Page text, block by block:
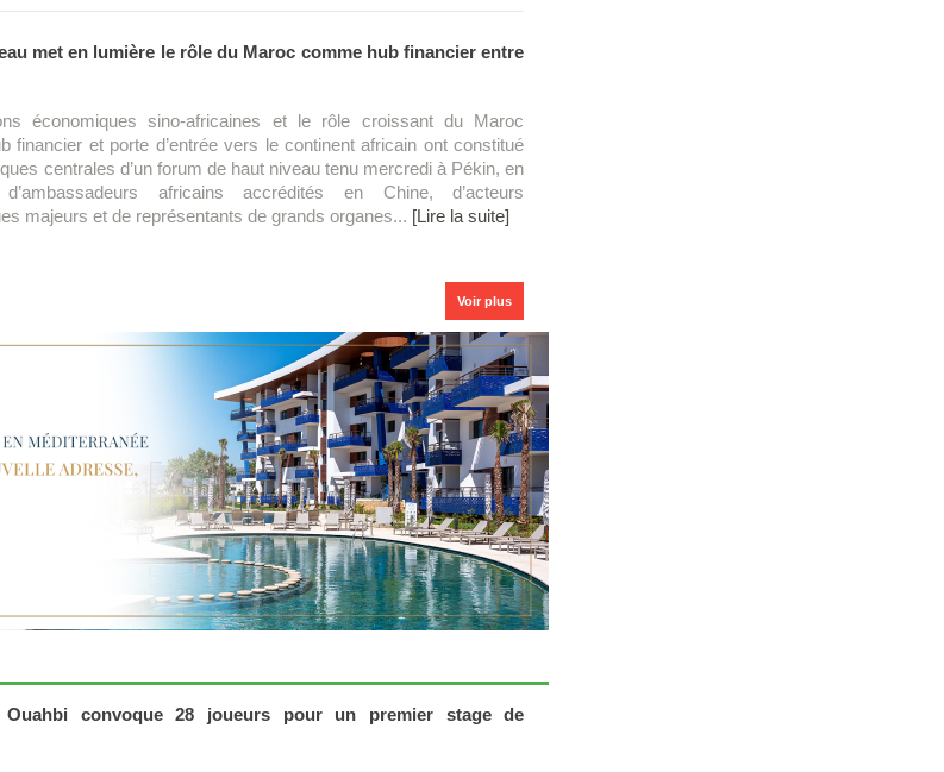
met en lumière le rôle du Maroc comme hub financier entre
économiques sino-africaines et le rôle croissant du Maroc
financier et porte d’entrée vers le continent africain ont constitué
centrales d’un forum de haut niveau tenu mercredi à Pékin, en
africains accrédités en Chine, d’acteurs
majeurs et de représentants de grands organes... [Lire la suite]
Voir plus
Ouahbi convoque 28 joueurs pour un premier stage de